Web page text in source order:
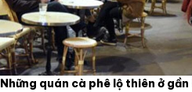
Những quán cà phê lộ thiên ở